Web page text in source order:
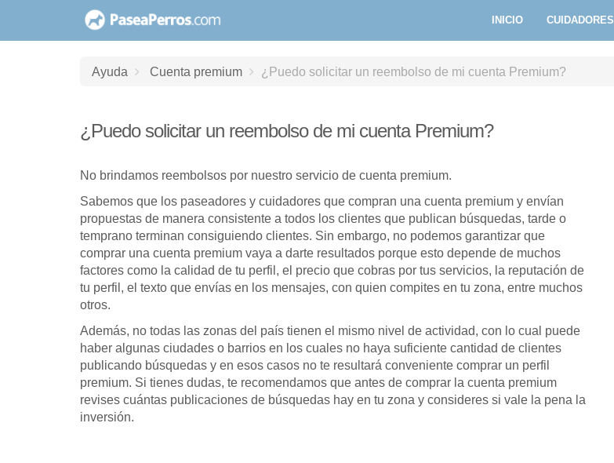
contenido
INICIO CUIDADORES
Ayuda Cuenta premium ¿Puedo solicitar un reembolso de mi cuenta Premium?
¿Puedo solicitar un reembolso de mi cuenta Premium?
No brindamos reembolsos por nuestro servicio de cuenta premium.
Sabemos que los paseadores y cuidadores que compran una cuenta premium y envían
propuestas de manera consistente a todos los clientes que publican búsquedas, tarde o
temprano terminan consiguiendo clientes. Sin embargo, no podemos garantizar que
comprar una cuenta premium vaya a darte resultados porque esto depende de muchos
factores como la calidad de tu perfil, el precio que cobras por tus servicios, la reputación de
tu perfil, el texto que envías en los mensajes, con quien compites en tu zona, entre muchos
otros.
Además, no todas las zonas del país tienen el mismo nivel de actividad, con lo cual puede
haber algunas ciudades o barrios en los cuales no haya suficiente cantidad de clientes
publicando búsquedas y en esos casos no te resultará conveniente comprar un perfil
premium. Si tienes dudas, te recomendamos que antes de comprar la cuenta premium
revises cuántas publicaciones de búsquedas hay en tu zona y consideres si vale la pena la
inversión.